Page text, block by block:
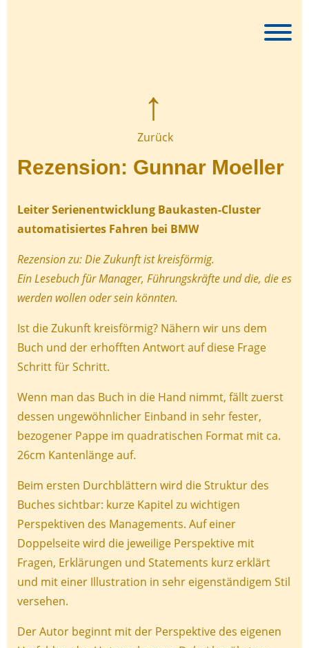
Zurück
Rezension: Gunnar Moeller
Leiter Serienentwicklung Baukasten-Cluster
automatisiertes Fahren bei BMW
Rezension zu: Die Zukunft ist kreisförmig.
Ein Lesebuch für Manager, Führungskräfte und die, die es
werden wollen oder sein könnten.
Ist die Zukunft kreisförmig? Nähern wir uns dem
Buch und der erhofften Antwort auf diese Frage
Schritt für Schritt.
Wenn man das Buch in die Hand nimmt, fällt zuerst
dessen ungewöhnlicher Einband in sehr fester,
bezogener Pappe im quadratischen Format mit ca.
26cm Kantenlänge auf.
Beim ersten Durchblättern wird die Struktur des
Buches sichtbar: kurze Kapitel zu wichtigen
Perspektiven des Managements. Auf einer
Doppelseite wird die jeweilige Perspektive mit
Fragen, Erklärungen und Statements kurz erklärt
und mit einer Illustration in sehr eigenständigem Stil
versehen.
Der Autor beginnt mit der Perspektive des eigenen